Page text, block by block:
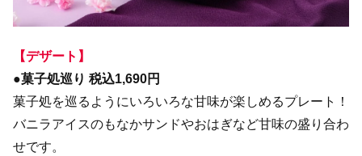
【デザート】
●菓子処巡り 税込1,690円
菓子処を巡るようにいろいろな甘味が楽しめるプレート！
バニラアイスのもなかサンドやおはぎなど甘味の盛り合わ
せです。